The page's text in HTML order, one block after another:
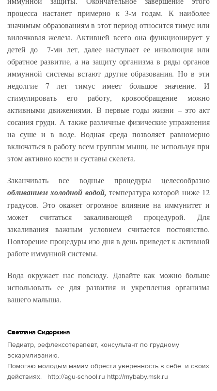
процесса настанет примерно к 3-м годам. К наиболее
значимым образованиям в этот период относится тимус или
вилочковая железа. Активней всего она функционирует у
детей до 7-ми лет, далее наступает ее инволюция или
обратное развитие, а на защиту организма в ряды органов
иммунной системы встают другие образования. Но в эти
недолгие 7 лет тимус имеет большое значение. И
стимулировать его работу, кровообращение можно
активными движениями. В первые годы жизни – это акт
сосания груди. А также различные физические упражнения
на суше и в воде. Водная среда позволяет равномерно
включаться в работу всем группам мышц, не используя при
этом активно кости и суставы скелета.
Заканчивать все водные процедуры целесообразно
обливанием холодной водой, температура которой ниже 12
градусов. Это окажет огромное влияние на иммунитет и
может считаться закаливающей процедурой. Для
закаливания важным условием считается постоянство.
Повторение процедуры изо дня в день приведет к активной
работе иммунной системы.
Вода окружает нас повсюду. Давайте как можно больше
использовать ее для развития и укрепления организма
вашего малыша.
Светлана Сидоркина
Педиатр, рефлексотерапевт, консультант по грудному
вскармливанию.
Помогаю молодым мамам обрести уверенность в себе и своих
действиях. http://agu-school.ru http://mybaby.msk.ru